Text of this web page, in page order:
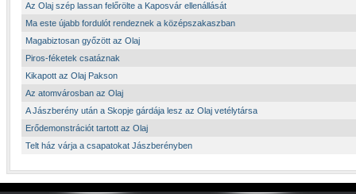
Az Olaj szép lassan felőrölte a Kaposvár ellenállását
Ma este újabb fordulót rendeznek a középszakaszban
Magabiztosan győzött az Olaj
Piros-féketek csatáznak
Kikapott az Olaj Pakson
Az atomvárosban az Olaj
A Jászberény után a Skopje gárdája lesz az Olaj vetélytársa
Erődemonstrációt tartott az Olaj
Telt ház várja a csapatokat Jászberényben